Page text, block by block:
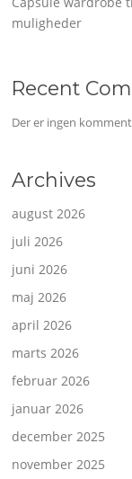
muligheder
Recent
Der er ingen
Archives
august 2026
juli 2026
juni 2026
maj 2026
april 2026
marts 2026
februar 2026
januar 2026
december 2025
november 2025